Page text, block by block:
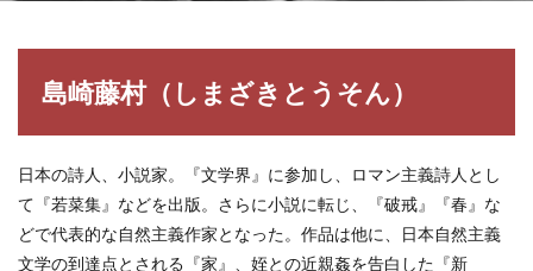
島崎藤村（しまざきとうそん）
日本の詩人、小説家。『文学界』に参加し、ロマン主義詩人とし
て『若菜集』などを出版。さらに小説に転じ、『破戒』『春』な
どで代表的な自然主義作家となった。作品は他に、日本自然主義
文学の到達点とされる『家』、姪との近親姦を告白した『新